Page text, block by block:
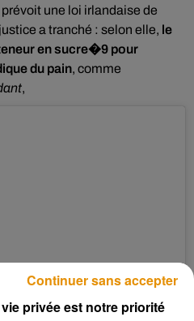
prévoit une loi irlandaise de
a tranché : selon elle, le
en sucre�9 pour
du pain, comme
,
privée est notre priorité
Continuer sans accepter